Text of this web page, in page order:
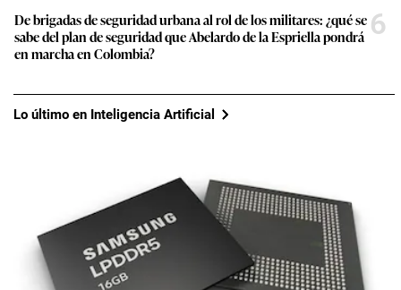
De brigadas de seguridad urbana al rol de los militares: ¿qué se
sabe del plan de seguridad que Abelardo de la Espriella pondrá
en marcha en Colombia?
6
Lo último en Inteligencia Artificial